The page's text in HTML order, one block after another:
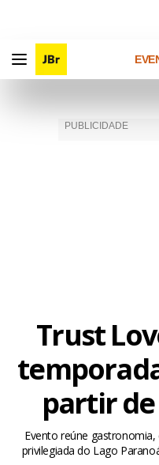
Trust
partir
Evento reúne
privilegiada do Lago